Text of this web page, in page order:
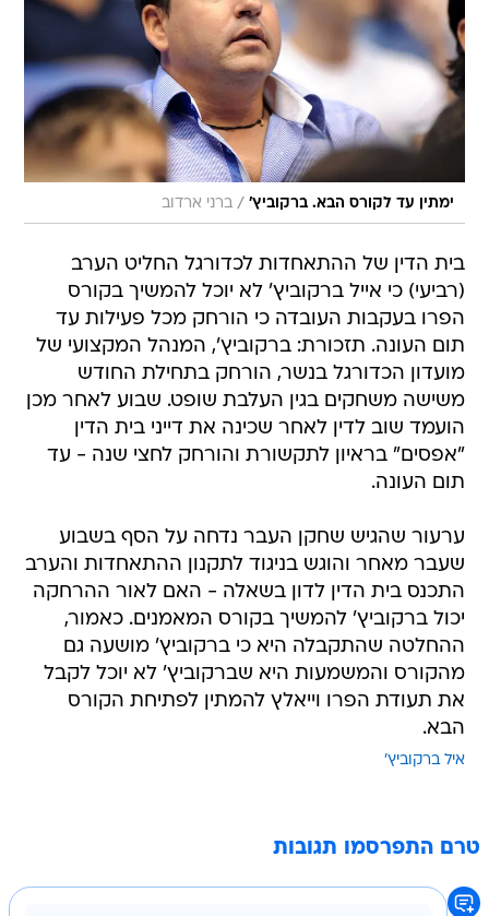
ימתין עד לקורס הבא. ברקוביץ' / ברני ארדוב
בית הדין של ההתאחדות לכדורגל החליט הערב
(רביעי) כי אייל ברקוביץ' לא יוכל להמשיך בקורס
הפרו בעקבות העובדה כי הורחק מכל פעילות עד
תום העונה. תזכורת: ברקוביץ', המנהל המקצועי של
מועדון הכדורגל בנשר, הורחק בתחילת החודש
משישה משחקים בגין העלבת שופט. שבוע לאחר מכן
הועמד שוב לדין לאחר שכינה את דייני בית הדין
"אפסים" בראיון לתקשורת והורחק לחצי שנה - עד
תום העונה.
ערעור שהגיש שחקן העבר נדחה על הסף בשבוע
שעבר מאחר והוגש בניגוד לתקנון ההתאחדות והערב
התכנס בית הדין לדון בשאלה - האם לאור ההרחקה
יכול ברקוביץ' להמשיך בקורס המאמנים. כאמור,
ההחלטה שהתקבלה היא כי ברקוביץ' מושעה גם
מהקורס והמשמעות היא שברקוביץ' לא יוכל לקבל
את תעודת הפרו וייאלץ להמתין לפתיחת הקורס
הבא.
איל ברקוביץ'
טרם התפרסמו תגובות